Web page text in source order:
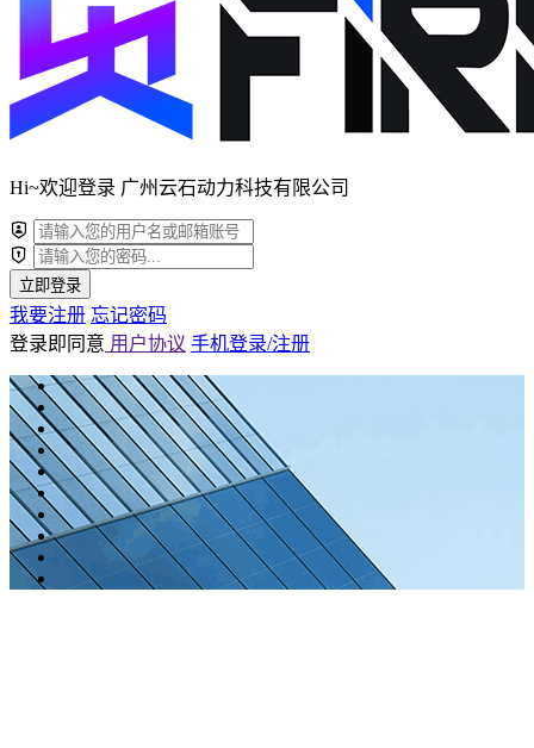
Hi~欢迎登录 广州云石动力科技有限公司
立即登录
我要注册 忘记密码
登录即同意 用户协议 手机登录/注册